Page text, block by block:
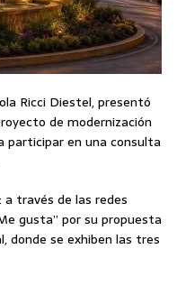
Ricci Diestel, presentó
de modernización
participar en una consulta
través de las redes
gusta” por su propuesta
donde se exhiben las tres